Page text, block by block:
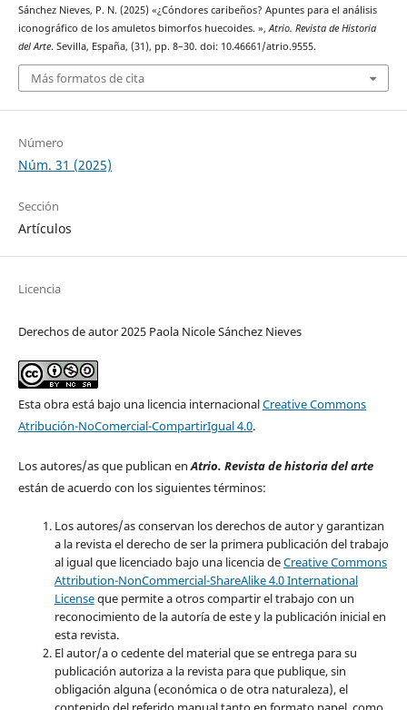
Sánchez Nieves, P. N. (2025) «¿Cóndores caribeños? Apuntes para el análisis
iconográfico de los amuletos bimorfos huecoides. », Atrio. Revista de Historia
del Arte. Sevilla, España, (31), pp. 8–30. doi: 10.46661/atrio.9555.
Más formatos de cita
Número
Núm. 31 (2025)
Sección
Artículos
Licencia
Derechos de autor 2025 Paola Nicole Sánchez Nieves
Esta obra está bajo una licencia internacionalCreative Commons
Atribución-NoComercial-CompartirIgual 4.0.
Los autores/as que publican enAtrio. Revista de historia del arte
están de acuerdo con los siguientes términos:
Los autores/as conservan los derechos de autor y garantizan
a la revista el derecho de ser la primera publicación del trabajo
al igual que licenciado bajo una licencia deCreative Commons
Attribution-NonCommercial-ShareAlike 4.0 International
Licenseque permite a otros compartir el trabajo con un
reconocimiento de la autoría de este y la publicación inicial en
esta revista.
El autor/a o cedente del material que se entrega para su
publicación autoriza a la revista para que publique, sin
obligación alguna (económica o de otra naturaleza), el